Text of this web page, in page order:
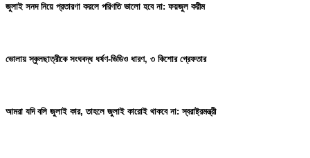
জুলাই সনদ নিয়ে প্রতারণা করলে পরিণতি ভালো হবে না: ফয়জুল করীম
ভোলায় স্কুলছাত্রীকে সংঘবদ্ধ ধর্ষণ-ভিডিও ধারণ, ৩ কিশোর গ্রেফতার
আমরা যদি বলি জুলাই কার, তাহলে জুলাই কারোই থাকবে না: স্বরাষ্ট্রমন্ত্রী